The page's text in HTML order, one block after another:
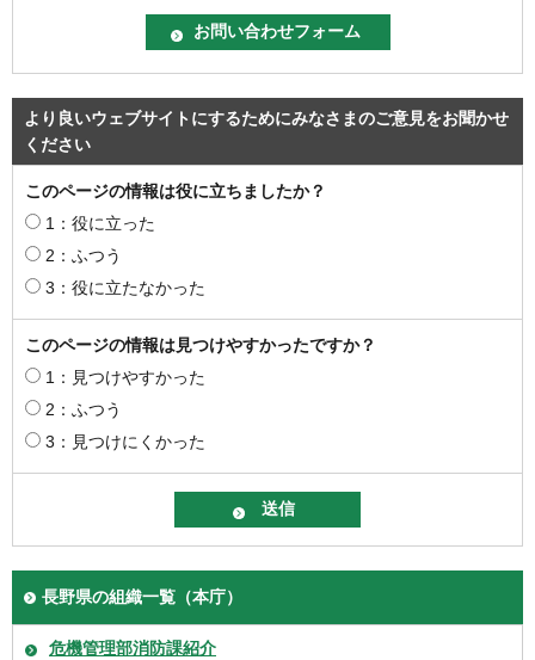
より良いウェブサイトにするためにみなさまのご意見をお聞かせ
ください
このページの情報は役に立ちましたか？
1：役に立った
2：ふつう
3：役に立たなかった
このページの情報は見つけやすかったですか？
1：見つけやすかった
2：ふつう
3：見つけにくかった
長野県の組織一覧（本庁）
危機管理部消防課紹介